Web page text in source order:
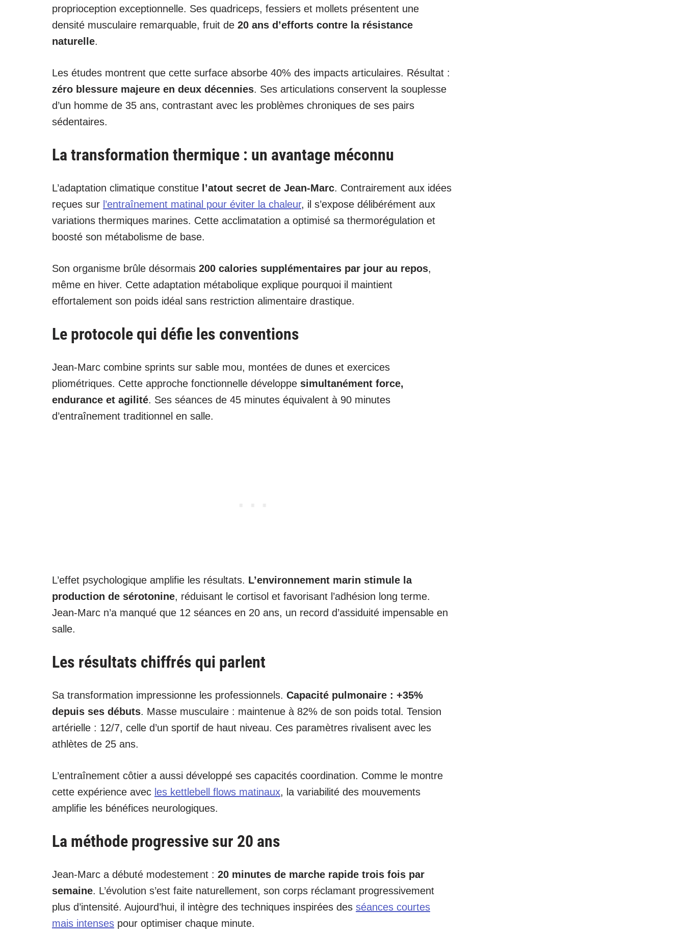
proprioception exceptionnelle. Ses quadriceps, fessiers et mollets présentent une
densité musculaire remarquable, fruit de 20 ans d’efforts contre la résistance
naturelle.
Les études montrent que cette surface absorbe 40% des impacts articulaires. Résultat :
zéro blessure majeure en deux décennies. Ses articulations conservent la souplesse
d’un homme de 35 ans, contrastant avec les problèmes chroniques de ses pairs
sédentaires.
La transformation thermique : un avantage méconnu
L’adaptation climatique constitue l’atout secret de Jean-Marc. Contrairement aux idées
reçues sur l’entraînement matinal pour éviter la chaleur, il s’expose délibérément aux
variations thermiques marines. Cette acclimatation a optimisé sa thermorégulation et
boosté son métabolisme de base.
Son organisme brûle désormais 200 calories supplémentaires par jour au repos,
même en hiver. Cette adaptation métabolique explique pourquoi il maintient
effortalement son poids idéal sans restriction alimentaire drastique.
Le protocole qui défie les conventions
Jean-Marc combine sprints sur sable mou, montées de dunes et exercices
pliométriques. Cette approche fonctionnelle développe simultanément force,
endurance et agilité. Ses séances de 45 minutes équivalent à 90 minutes
d’entraînement traditionnel en salle.
L’effet psychologique amplifie les résultats. L’environnement marin stimule la
production de sérotonine, réduisant le cortisol et favorisant l’adhésion long terme.
Jean-Marc n’a manqué que 12 séances en 20 ans, un record d’assiduité impensable en
salle.
Les résultats chiffrés qui parlent
Sa transformation impressionne les professionnels. Capacité pulmonaire : +35%
depuis ses débuts. Masse musculaire : maintenue à 82% de son poids total. Tension
artérielle : 12/7, celle d’un sportif de haut niveau. Ces paramètres rivalisent avec les
athlètes de 25 ans.
L’entraînement côtier a aussi développé ses capacités coordination. Comme le montre
cette expérience avec les kettlebell flows matinaux, la variabilité des mouvements
amplifie les bénéfices neurologiques.
La méthode progressive sur 20 ans
Jean-Marc a débuté modestement : 20 minutes de marche rapide trois fois par
semaine. L’évolution s’est faite naturellement, son corps réclamant progressivement
plus d’intensité. Aujourd’hui, il intègre des techniques inspirées des séances courtes
mais intenses pour optimiser chaque minute.